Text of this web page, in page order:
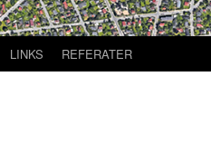
LINKS REFERATER